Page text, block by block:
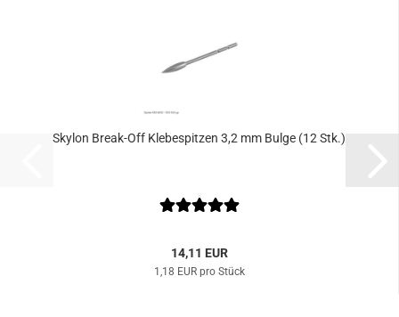
Skylon Break-Off Klebespitzen 3,2 mm Bulge (12 Stk.)
14,11 EUR
1,18 EUR pro Stück